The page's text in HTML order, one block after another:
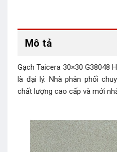
Mô tả
Gạch Taicera 30×30 G38048
là đại lý. Nhà phân phối
chất lượng cao cấp và mới